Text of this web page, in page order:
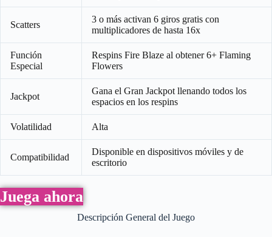
Scatters
3 o más activan 6 giros gratis con
multiplicadores de hasta 16x
Función
Especial
Respins Fire Blaze al obtener 6+ Flaming
Flowers
Jackpot
Gana el Gran Jackpot llenando todos los
espacios en los respins
Volatilidad Alta
Compatibilidad
Disponible en dispositivos móviles y de
escritorio
Juega ahora
Descripción General del Juego